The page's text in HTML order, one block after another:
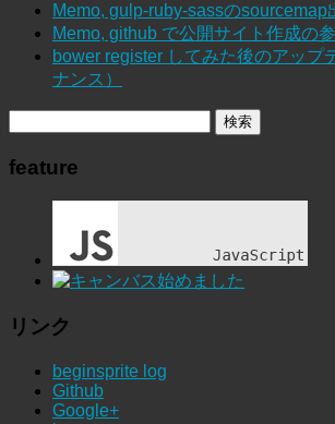
Memo, gulp-ruby-sassのsourcemap
Memo, github で公開サイト作成の
bower register してみた後のアップ
ナンス）
feature
リンク
beginsprite log
Github
Google+